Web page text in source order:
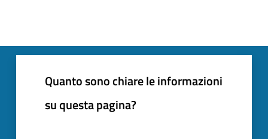
Quanto sono chiare le informazioni
su questa pagina?